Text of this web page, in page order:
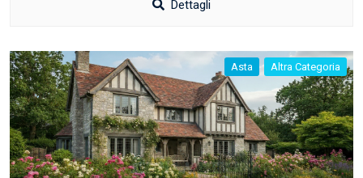
Dettagli
Asta Altra Categoria